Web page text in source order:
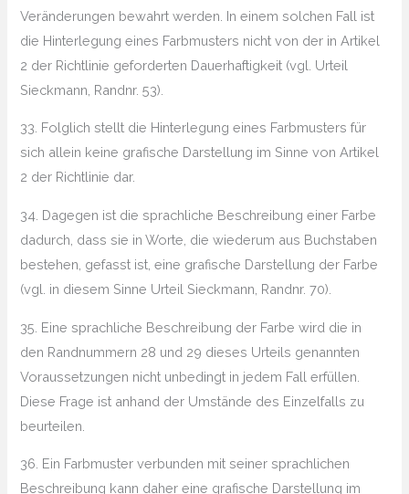
Veränderungen bewahrt werden. In einem solchen Fall ist
die Hinterlegung eines Farbmusters nicht von der in Artikel
2 der Richtlinie geforderten Dauerhaftigkeit (vgl. Urteil
Sieckmann, Randnr. 53).
33. Folglich stellt die Hinterlegung eines Farbmusters für
sich allein keine grafische Darstellung im Sinne von Artikel
2 der Richtlinie dar.
34. Dagegen ist die sprachliche Beschreibung einer Farbe
dadurch, dass sie in Worte, die wiederum aus Buchstaben
bestehen, gefasst ist, eine grafische Darstellung der Farbe
(vgl. in diesem Sinne Urteil Sieckmann, Randnr. 70).
35. Eine sprachliche Beschreibung der Farbe wird die in
den Randnummern 28 und 29 dieses Urteils genannten
Voraussetzungen nicht unbedingt in jedem Fall erfüllen.
Diese Frage ist anhand der Umstände des Einzelfalls zu
beurteilen.
36. Ein Farbmuster verbunden mit seiner sprachlichen
Beschreibung kann daher eine grafische Darstellung im